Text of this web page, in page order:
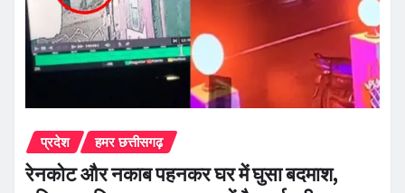
प्रदेश हमर छत्तीसगढ़
रेनकोट और नकाब पहनकर घर में घुसा बदमाश,